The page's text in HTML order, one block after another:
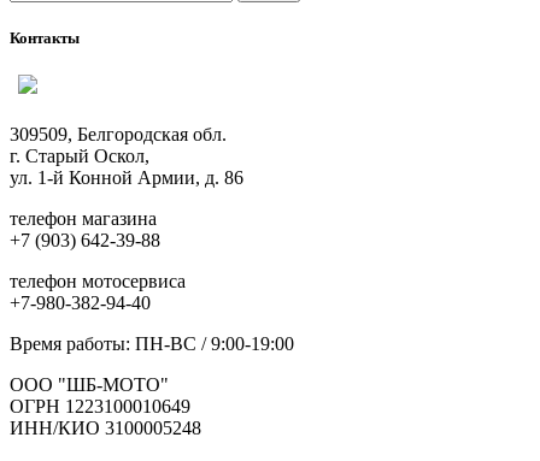
Контакты
309509, Белгородская обл.
г. Старый Оскол,
ул. 1-й Конной Армии, д. 86
телефон магазина
+7 (903) 642-39-88
телефон мотосервиса
+7-980-382-94-40
Время работы: ПН-ВС / 9:00-19:00
ООО "ШБ-МОТО"
ОГРН 1223100010649
ИНН/КИО 3100005248